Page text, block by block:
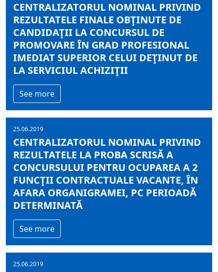
CENTRALIZATORUL NOMINAL PRIVIND
REZULTATELE FINALE OBŢINUTE DE
CANDIDAŢII LA CONCURSUL DE
PROMOVARE ÎN GRAD PROFESIONAL
IMEDIAT SUPERIOR CELUI DEŢINUT DE
LA SERVICIUL ACHIZIŢII
See more
25.06.2019
CENTRALIZATORUL NOMINAL PRIVIND
REZULTATELE LA PROBA SCRISĂ A
CONCURSULUI PENTRU OCUPAREA A 2
FUNCŢII CONTRACTUALE VACANTE, ÎN
AFARA ORGANIGRAMEI, PC PERIOADĂ
DETERMINATĂ
See more
25.06.2019